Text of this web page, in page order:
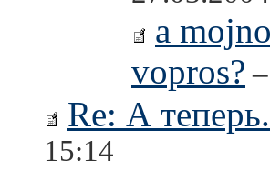
a
vopros?
Re: А
15:14